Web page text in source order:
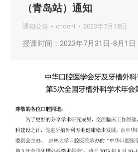
（青岛站）通知
通知公告 cndent 2023年7月18日
授课时间：2023年7月31日-8月1日